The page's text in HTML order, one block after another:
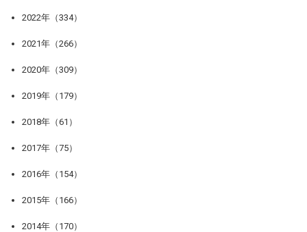
2022年（334）
2021年（266）
2020年（309）
2019年（179）
2018年（61）
2017年（75）
2016年（154）
2015年（166）
2014年（170）